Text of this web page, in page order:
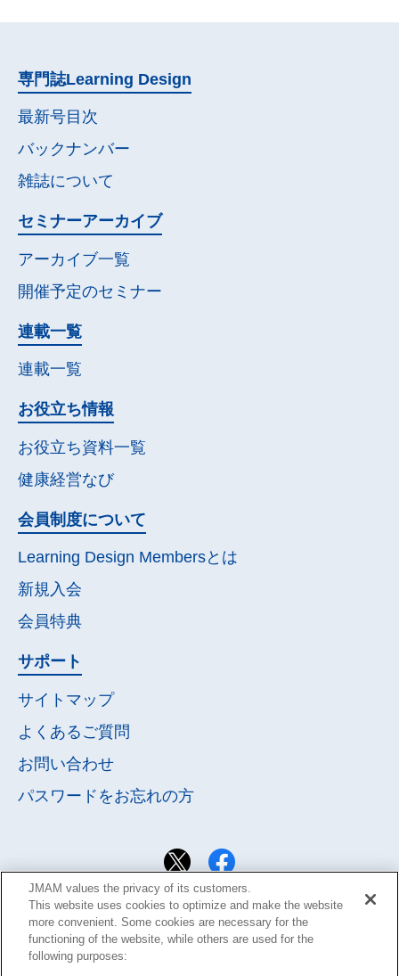
専門誌Learning Design
最新号目次
バックナンバー
雑誌について
セミナーアーカイブ
アーカイブ一覧
開催予定のセミナー
連載一覧
連載一覧
お役立ち情報
お役立ち資料一覧
健康経営なび
会員制度について
Learning Design Membersとは
新規入会
会員特典
サポート
サイトマップ
よくあるご質問
お問い合わせ
パスワードをお忘れの方
JMAM values the privacy of its customers.
This website uses cookies to optimize and make the website
more convenient. Some cookies are necessary for the
functioning of the website, while others are used for the
following purposes: